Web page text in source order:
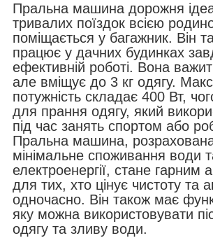
Пральна машина дорожня
тривалих поїздок всією
поміщається у багажник. Він
працює у дачних будинках
ефективній роботі. Вона
але вміщує до 3 кг одягу.
потужність складає 400 Вт,
для прання одягу, який
під час занять спортом або
Пральна машина,
мінімальне споживання води
електроенергії, стане гарним
для тих, хто цінує чистоту та
одночасно. Він також має
яку можна використовувати
одягу та зливу води.